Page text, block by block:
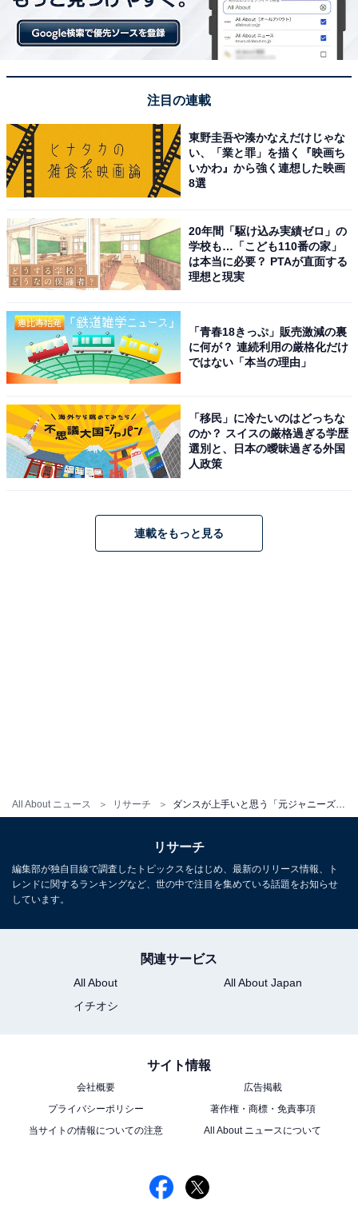
All About ニュース リサーチ
第1位は「平野紫耀」さんでした。ジャニーズ事務所に
所属していた時期はアイドルグループ・King & Princeの
メンバーとして活躍。体を最大限に生かしたワイルドか
し、ダンスも上手いと思う」（兵庫県／20代女性）、
「ジャニーズに所属していた際によくダンスしているイ
メージがあるため」（東京都／20代女性）、「ジャニー
し、他のダンサーも認める実力を持つため」（大阪府／
40代女性）というコメントが寄せられました。
※回答者コメントは原文ママです
＞15位までの全ランキング結果を見る
この記事の筆者：長谷川 優人
1990年生まれ。30代突入と同時期に未経験でライター業
を開始。日常系アニメと車好き。女性声優さんにも関心
をもち個人的にイベントへ参加している。現在の所有車
はスズキ ワゴンR（MH95S）。各地のアニメ作品の舞台
こちらもおすすめ
位「SKY-HI（日高光啓）」、1位は？
注目の連載
東野圭吾や湊かなえだけじゃな
い、「業と罪」を描く『映画ち
いかわ』から強く連想した映画
8選
20年間「駆け込み実績ゼロ」の
学校も…「こども110番の家」
は本当に必要？ PTAが直面する
理想と現実
「青春18きっぷ」販売激減の裏
に何が？ 連続利用の厳格化だけ
ではない「本当の理由」
「移民」に冷たいのはどっちな
のか？ スイスの厳格過ぎる学歴
選別と、日本の曖昧過ぎる外国
人政策
連載をもっと見る
リサーチ
編集部が独自目線で調査したトピックスをはじめ、最新のリリース情報、ト
レンドに関するランキングなど、世の中で注目を集めている話題をお知らせ
しています。
関連サービス
All About
All About Japan
イチオシ
サイト情報
会社概要
広告掲載
プライバシーポリシー
著作権・商標・免責事項
当サイトの情報についての注意
All About ニュースについて